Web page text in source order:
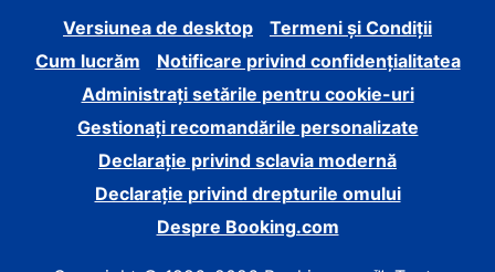
Versiunea de desktop
Termeni și Condiții
Cum lucrăm
Notificare privind confidențialitatea
Administrați setările pentru cookie-uri
Gestionați recomandările personalizate
Declarație privind sclavia modernă
Declarație privind drepturile omului
Despre Booking.com